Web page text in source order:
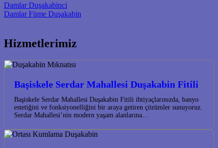
Post navigation
Damlar Duşakabinci
Damlar Füme Duşakabin
Hizmetlerimiz
Başiskele Serdar Mahallesi Duşakabin Fitili
Başiskele Serdar Mahallesi Duşakabin Fitili ihtiyaçlarınızda, banyo
estetiğini ve fonksiyonelliğini bir araya getiren çözümler sunuyoruz.
Serdar Mahallesi’nin modern yaşam alanlarına…